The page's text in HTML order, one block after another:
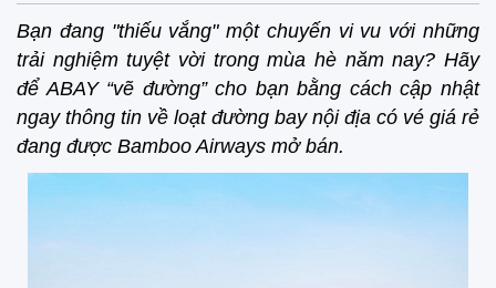
Bạn đang "thiếu vắng" một chuyến vi vu với những
trải nghiệm tuyệt vời trong mùa hè năm nay? Hãy
để ABAY “vẽ đường” cho bạn bằng cách cập nhật
ngay thông tin về loạt đường bay nội địa có vé giá rẻ
đang được Bamboo Airways mở bán.